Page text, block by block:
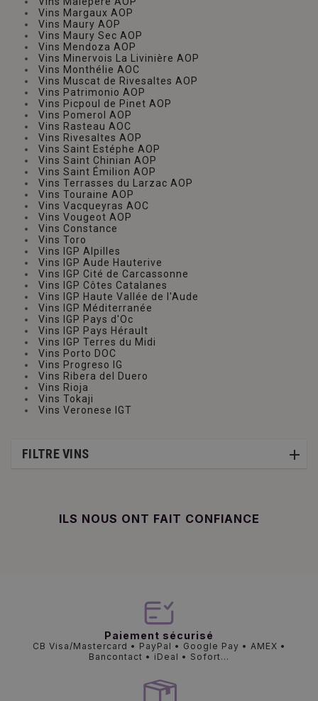
Vins Margaux AOP
Vins Maury AOP
Vins Maury Sec AOP
Vins Mendoza AOP
Vins Minervois La Livinière AOP
Vins Monthélie AOC
Vins Muscat de Rivesaltes AOP
Vins Patrimonio AOP
Vins Picpoul de Pinet AOP
Vins Pomerol AOP
Vins Rasteau AOC
Vins Rivesaltes AOP
Vins Saint Estéphe AOP
Vins Saint Chinian AOP
Vins Saint Émilion AOP
Vins Terrasses du Larzac AOP
Vins Touraine AOP
Vins Vacqueyras AOC
Vins Vougeot AOP
Vins Constance
Vins Toro
Vins IGP Alpilles
Vins IGP Aude Hauterive
Vins IGP Cité de Carcassonne
Vins IGP Côtes Catalanes
Vins IGP Haute Vallée de l'Aude
Vins IGP Méditerranée
Vins IGP Pays d'Oc
Vins IGP Pays Hérault
Vins IGP Terres du Midi
Vins Porto DOC
Vins Progreso IG
Vins Ribera del Duero
Vins Rioja
Vins Tokaji
Vins Veronese IGT
FILTRE VINS
ILS NOUS ONT FAIT CONFIANCE
Paiement sécurisé
CB Visa/Mastercard • PayPal • Google Pay • AMEX •
Bancontact • iDeal • Sofort...